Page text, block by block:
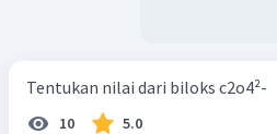
Tentukan nilai dari biloks c2o4²-
10 5.0